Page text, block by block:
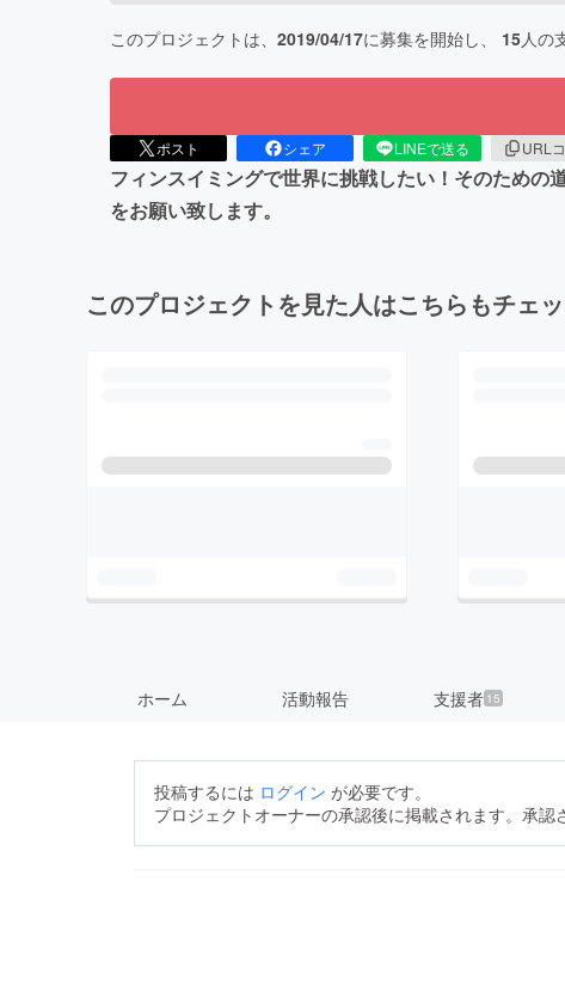
このプロジェクトは、 2019/04/17に募集を開始し、 15人の
ポスト シェア LINEで送る URL
フィンスイミングで世界に挑戦したい！そのため
をお願い致します。
このプロジェクトを見た人はこちらもチェ
ホーム 活動報告 支援者 15
投稿するには ログイン が必要です。
プロジェクトオーナーの承認後に掲載されます。承認